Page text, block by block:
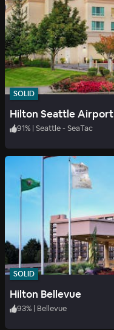
SOLID
Hilton Seattle
91% | Seattle - SeaTac
SOLID
Hilton Bellevue
93% | Bellevue